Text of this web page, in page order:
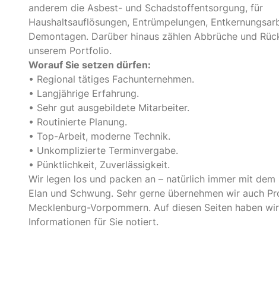
anderem die Asbest- und Schadstoffentsorgung, für
Haushaltsauflösungen, Entrümpelungen,
Demontagen. Darüber hinaus zählen Abbrüche und
unserem Portfolio.
Worauf Sie setzen dürfen:
• Regional tätiges Fachunternehmen.
• Langjährige Erfahrung.
• Sehr gut ausgebildete Mitarbeiter.
• Routinierte Planung.
• Top-Arbeit, moderne Technik.
• Unkomplizierte Terminvergabe.
• Pünktlichkeit, Zuverlässigkeit.
Wir legen los und packen an – natürlich immer mit
Elan und Schwung. Sehr gerne übernehmen wir auch
Mecklenburg-Vorpommern. Auf diesen Seiten haben
Informationen für Sie notiert.